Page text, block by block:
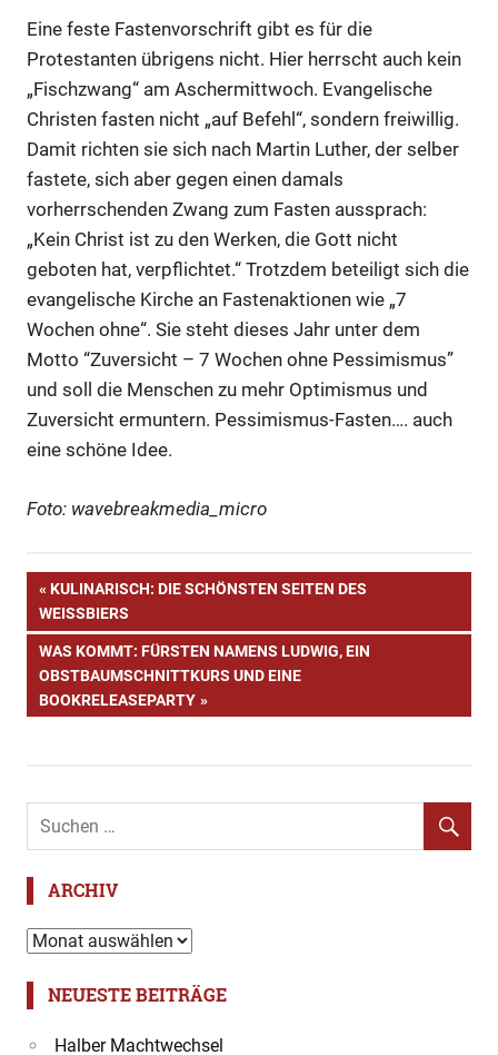
Eine feste Fastenvorschrift gibt es für die
Protestanten übrigens nicht. Hier herrscht auch kein
„Fischzwang“ am Aschermittwoch. Evangelische
Christen fasten nicht „auf Befehl“, sondern freiwillig.
Damit richten sie sich nach Martin Luther, der selber
fastete, sich aber gegen einen damals
vorherrschenden Zwang zum Fasten aussprach:
„Kein Christ ist zu den Werken, die Gott nicht
geboten hat, verpflichtet.“ Trotzdem beteiligt sich die
evangelische Kirche an Fastenaktionen wie „7
Wochen ohne“. Sie steht dieses Jahr unter dem
Motto “Zuversicht – 7 Wochen ohne Pessimismus”
und soll die Menschen zu mehr Optimismus und
Zuversicht ermuntern. Pessimismus-Fasten…. auch
eine schöne Idee.
Foto: wavebreakmedia_micro
Tage
Aschermittwoch
Bistum
Eichstätt
Fasten
Klima
Luther
Pessimismus
Beitragsnavigation
VORHERIGER
BEITRAG:
KULINARISCH: DIE SCHÖNSTEN SEITEN DES
WEISSBIERS
NÄCHSTER
BEITRAG:
WAS KOMMT: FÜRSTEN NAMENS LUDWIG, EIN
OBSTBAUMSCHNITTKURS UND EINE
BOOKRELEASEPARTY
ARCHIV
Archiv
NEUESTE BEITRÄGE
Halber Machtwechsel